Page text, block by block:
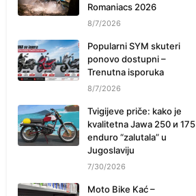
Romaniacs 2026
8/7/2026
Popularni SYM skuteri
ponovo dostupni –
Trenutna isporuka
8/7/2026
Tvigijeve priče: kako je
kvalitetna Jawa 250 и 175
enduro “zalutala” u
Jugoslaviju
7/30/2026
Moto Bike Kać –